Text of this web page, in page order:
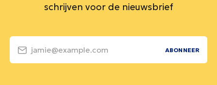
schrijven voor de nieuwsbrief
jamie@example.com ABONNEER